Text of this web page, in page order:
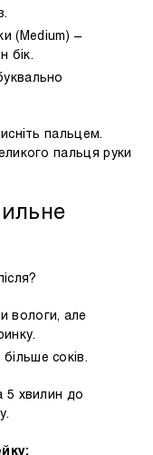
(Medium) –
бік.
пальцем.
пальця руки
вологи, але
соків.
5 хвилин до